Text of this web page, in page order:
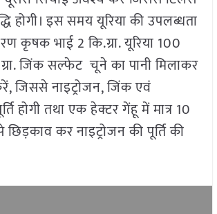
होगी। इस समय यूरिया की उपलब्धता
कृषक भाई 2 कि.ग्रा. यूरिया 100
जिंक सल्फेट चूने का पानी मिलाकर
जिससे नाइट्रोजन, जिंक एवं
होगी तथा एक हेक्टर गेंहू में मात्र 10
छिड़काव कर नाइट्रोजन की पूर्ति की